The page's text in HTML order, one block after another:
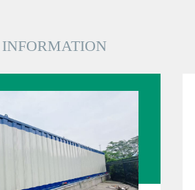
INFORMATION